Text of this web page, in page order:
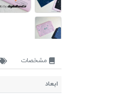
مشخصات
ابعاد